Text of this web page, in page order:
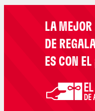
LA
DE
ES CON